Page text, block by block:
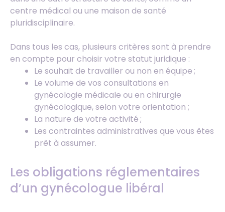
centre médical ou une maison de santé
pluridisciplinaire.
Dans tous les cas, plusieurs critères sont à prendre
en compte pour choisir votre statut juridique :
Le souhait de travailler ou non en équipe ;
Le volume de vos consultations en
gynécologie médicale ou en chirurgie
gynécologique, selon votre orientation ;
La nature de votre activité ;
Les contraintes administratives que vous êtes
prêt à assumer.
Les obligations réglementaires
d’un gynécologue libéral